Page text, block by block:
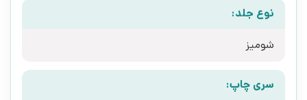
نوع جلد:
شومیز
سری چاپ: